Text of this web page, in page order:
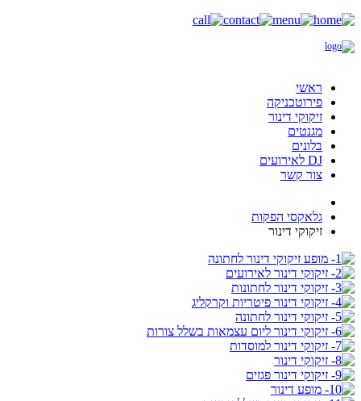
ראשי
פירוטכניקה
זיקוקי דינור
מגנטים
בלונים
DJ לאירועים
צור קשר
גלאקסי הפקות
זיקוקי דינור